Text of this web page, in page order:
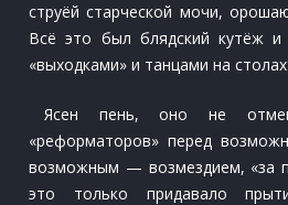
струёй старческой мочи,
Всё это был блядский кутёж и
«выходками» и танцами на столах
Ясен пень, оно не
«реформаторов» перед
возможным — возмездием, «за
это только придавало